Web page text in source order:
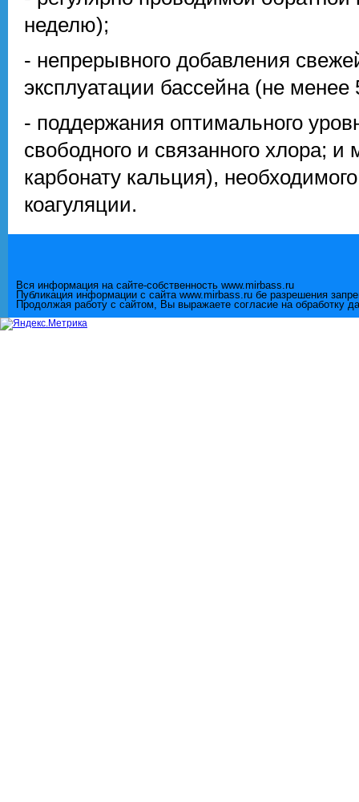
неделю);
- непрерывного добавления
эксплуатации бассейна (не менее
- поддержания оптимального
свободного и связанного хлора;
карбонату кальция),
коагуляции.
Вся информация на сайте-собственность www.mirbass.ru
Публикация информации с сайта www.mirbass.ru бе разрешения
Продолжая работу с сайтом, Вы выражаете согласие на обработку